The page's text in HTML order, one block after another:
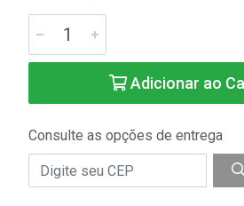
Adicionar ao
Consulte as opções de entrega